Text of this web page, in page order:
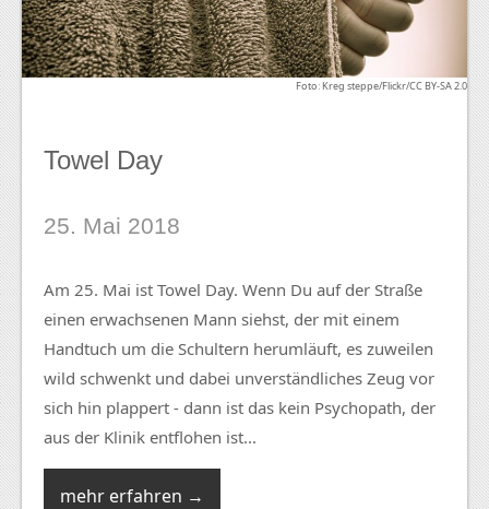
Foto: Kreg steppe/Flickr/CC BY-SA 2.0
Towel Day
25. Mai 2018
Am 25. Mai ist Towel Day. Wenn Du auf der Straße
einen erwachsenen Mann siehst, der mit einem
Handtuch um die Schultern herumläuft, es zuweilen
wild schwenkt und dabei unverständliches Zeug vor
sich hin plappert - dann ist das kein Psychopath, der
aus der Klinik entflohen ist...
mehr erfahren →